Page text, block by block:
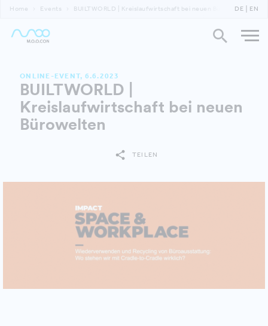
Home Events BUILTWORLD | Kreislaufwirtschaft bei neuen Bürowelten
DE EN
ONLINE-EVENT, 6.6.2023
BUILTWORLD |
Kreislaufwirtschaft bei neuen
Bürowelten
TEILEN